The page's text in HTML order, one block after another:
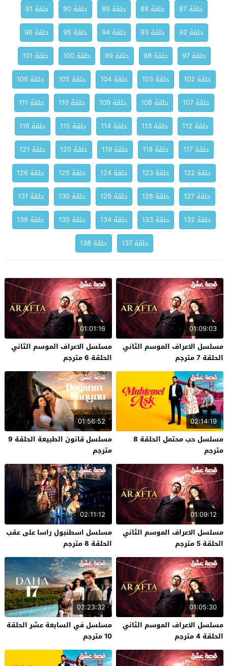
حلقة 87 حلقة 88 حلقة 89 حلقة 90
حلقة 91
حلقة 92
حلقة 93 حلقة 94 حلقة 95
حلقة 96
حلقة 97
حلقة 98 حلقة 99 حلقة 100
حلقة 101
حلقة 102
حلقة 103 حلقة 104 حلقة 105
حلقة 106
حلقة 107
حلقة 108 حلقة 109 حلقة 110
حلقة 111
حلقة 112
حلقة 113 حلقة 114 حلقة 115
حلقة 116
حلقة 117
حلقة 118 حلقة 119 حلقة 120
حلقة 121
حلقة 122
حلقة 123 حلقة 124 حلقة 125
حلقة 126
حلقة 127
حلقة 128 حلقة 129 حلقة 130
حلقة 131
حلقة 132
حلقة 133 حلقة 134 حلقة 135
حلقة 136
حلقة 137
حلقة 138
01:09:03
مسلسل الاعراف الموسم الثاني
الحلقة 7 مترجم
01:01:16
مسلسل الاعراف الموسم الثاني
الحلقة 6 مترجم
02:14:19
مسلسل حب محتمل الحلقة 8
مترجم
01:56:52
مسلسل قانون الطبيعة الحلقة 9
مترجم
01:09:12
مسلسل الاعراف الموسم الثاني
الحلقة 5 مترجم
02:11:12
مسلسل اسطنبول راسا على عقب
الحلقة 8 مترجم
01:05:30
مسلسل الاعراف الموسم الثاني
الحلقة 4 مترجم
02:23:32
مسلسل في السابعة عشر الحلقة
10 مترجم